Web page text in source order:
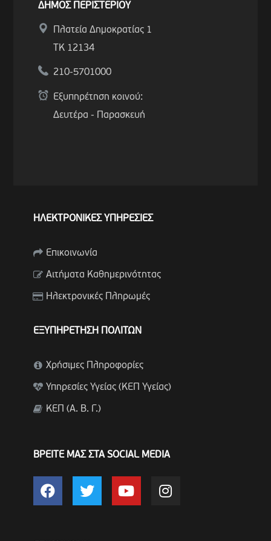
ΔΗΜΟΣ ΠΕΡΙΣΤΕΡΙΟΥ
Πλατεία Δημοκρατίας 1
ΤΚ 12134
210-5701000
Εξυπηρέτηση κοινού:
Δευτέρα - Παρασκευή
ΗΛΕΚΤΡΟΝΙΚΕΣ ΥΠΗΡΕΣΙΕΣ
Επικοινωνία
Αιτήματα Καθημερινότητας
Ηλεκτρονικές Πληρωμές
ΕΞΥΠΗΡΕΤΗΣΗ ΠΟΛΙΤΩΝ
Χρήσιμες Πληροφορίες
Υπηρεσίες Υγείας (ΚΕΠ Υγείας)
ΚΕΠ (Α. Β. Γ.)
ΒΡΕΙΤΕ ΜΑΣ ΣΤΑ SOCIAL MEDIA